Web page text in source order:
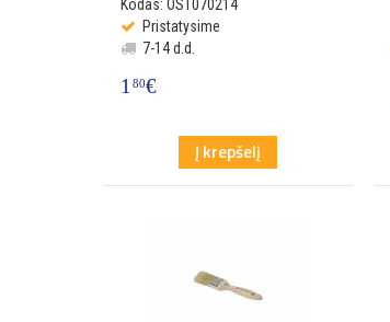
Kodas: OST070214
Pristatysime
7-14 d.d.
180€
Į krepšelį